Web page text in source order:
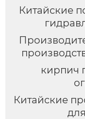
Китайские
кирпич
Китайские